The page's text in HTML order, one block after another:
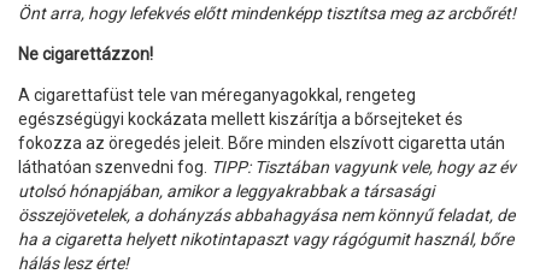
Önt arra, hogy lefekvés előtt mindenképp tisztítsa meg az arcbőrét!
Ne cigarettázzon!
A cigarettafüst tele van méreganyagokkal, rengeteg
egészségügyi kockázata mellett kiszárítja a bőrsejteket és
fokozza az öregedés jeleit. Bőre minden elszívott cigaretta után
láthatóan szenvedni fog. TIPP: Tisztában vagyunk vele, hogy az év
utolsó hónapjában, amikor a leggyakrabbak a társasági
összejövetelek, a dohányzás abbahagyása nem könnyű feladat, de
ha a cigaretta helyett nikotintapaszt vagy rágógumit használ, bőre
hálás lesz érte!